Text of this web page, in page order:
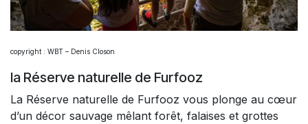
copyright : WBT – Denis Closon
la Réserve naturelle de Furfooz
La Réserve naturelle de Furfooz vous plonge au cœur
d’un décor sauvage mêlant forêt, falaises et grottes